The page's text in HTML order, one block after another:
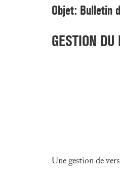
Objet: Bulletin
GESTION
Une gestion de